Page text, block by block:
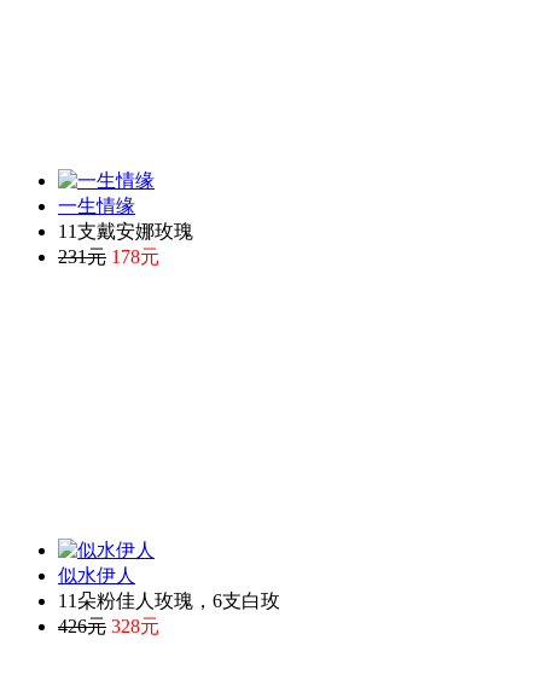
一生情缘
11支戴安娜玫瑰
231元 178元
似水伊人
11朵粉佳人玫瑰，6支白玫
426元 328元